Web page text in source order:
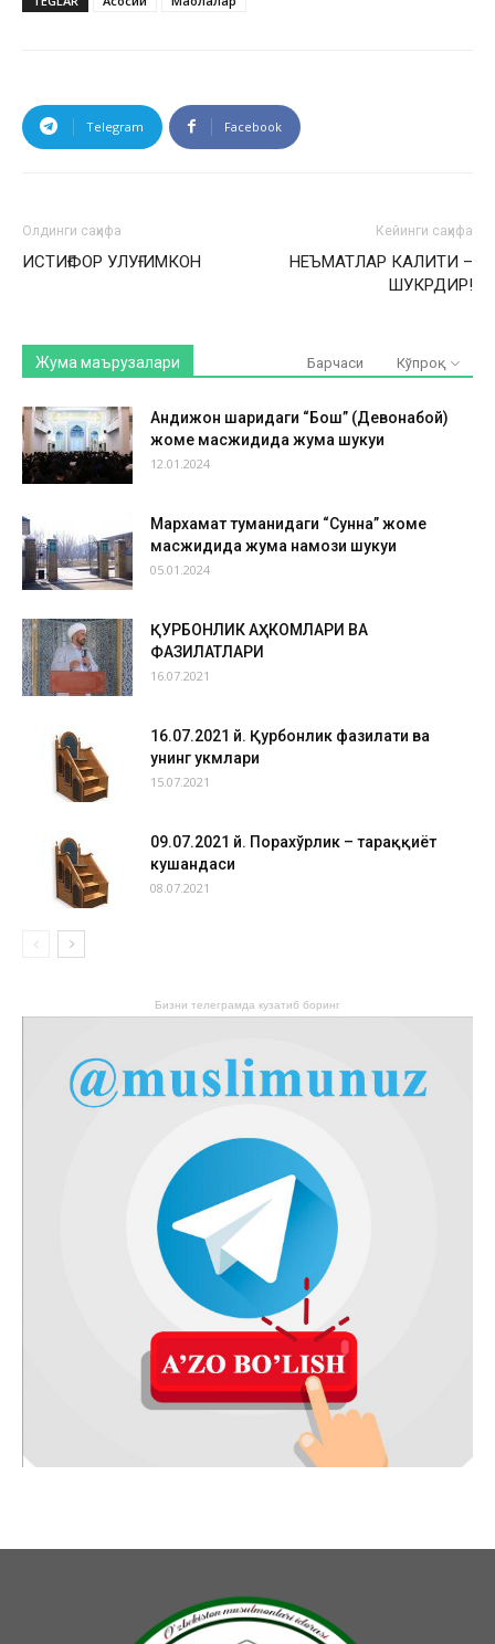
Telegram Facebook
Олдинги саҳифа
ИСТИҒФОР УЛУҒ ИМКОН
Кейинги саҳифа
НЕЪМАТЛАР КАЛИТИ –
ШУКРДИР!
Жума маърузалари Барчаси Кўпроқ
Андижон шаҳридаги “Бош” (Девонабой)
жоме масжидида жума шукуҳи
12.01.2024
Мархамат туманидаги “Сунна” жоме
масжидида жума намози шукуҳи
05.01.2024
ҚУРБОНЛИК АҲКОМЛАРИ ВА
ФАЗИЛАТЛАРИ
16.07.2021
16.07.2021 й. Қурбонлик фазилати ва
унинг ҳукмлари
15.07.2021
09.07.2021 й. Порахўрлик – тараққиёт
кушандаси
08.07.2021
Бизни телеграмда кузатиб боринг